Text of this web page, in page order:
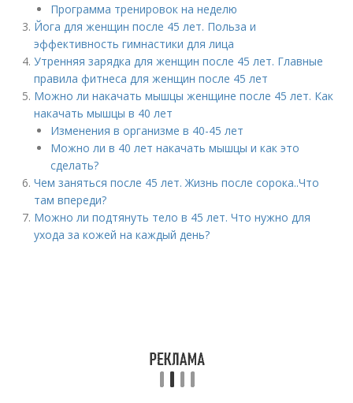
Программа тренировок на неделю
Йога для женщин после 45 лет. Польза и
эффективность гимнастики для лица
Утренняя зарядка для женщин после 45 лет. Главные
правила фитнеса для женщин после 45 лет
Можно ли накачать мышцы женщине после 45 лет. Как
накачать мышцы в 40 лет
Изменения в организме в 40-45 лет
Можно ли в 40 лет накачать мышцы и как это
сделать?
Чем заняться после 45 лет. Жизнь после сорока..Что
там впереди?
Можно ли подтянуть тело в 45 лет. Что нужно для
ухода за кожей на каждый день?